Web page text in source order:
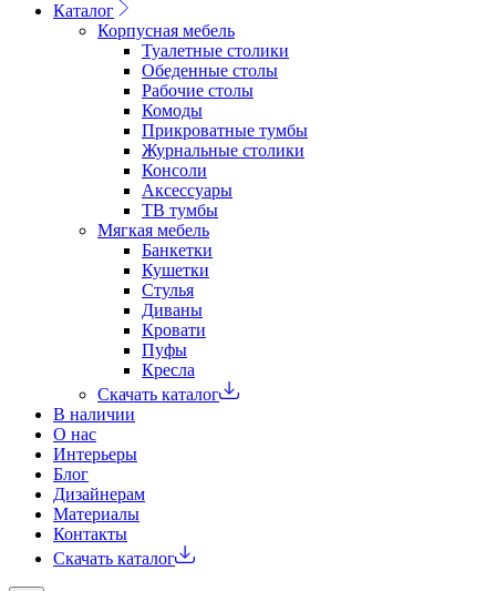
Каталог
Корпусная мебель
Туалетные столики
Обеденные cтолы
Рабочие столы
Комоды
Прикроватные тумбы
Журнальные столики
Консоли
Аксессуары
ТВ тумбы
Мягкая мебель
Банкетки
Кушетки
Стулья
Диваны
Кровати
Пуфы
Кресла
Скачать каталог
В наличии
О нас
Интерьеры
Блог
Дизайнерам
Материалы
Контакты
Скачать каталог